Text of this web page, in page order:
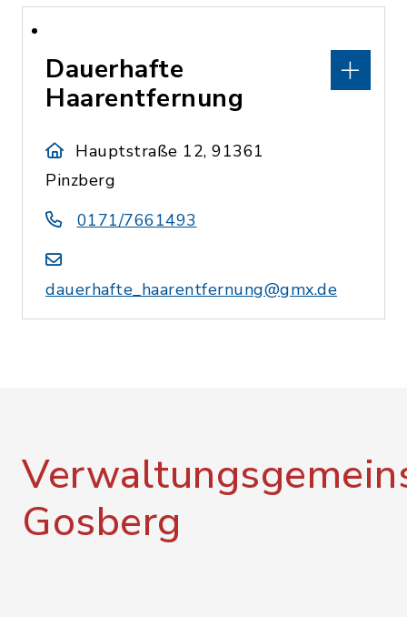
Dauerhafte
Haarentfernung
Hauptstraße 12, 91361
Pinzberg
0171/7661493
dauerhafte_haarentfernung@gmx.de
Gosberg